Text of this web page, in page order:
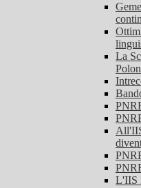
La
L'IIS